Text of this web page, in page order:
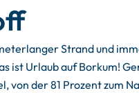
Strand und
ist Urlaub auf Borkum!
von der 81 Prozent zum